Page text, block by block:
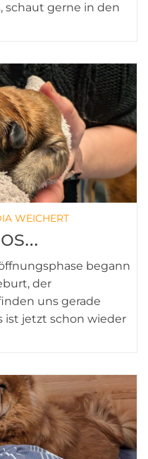
schaut gerne in den
WEICHERT
begann
der
uns gerade
ist jetzt schon wieder